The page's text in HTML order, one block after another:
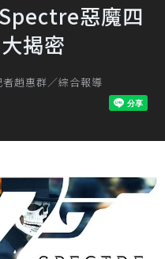
惡魔四
揭密
趙惠群／綜合報導